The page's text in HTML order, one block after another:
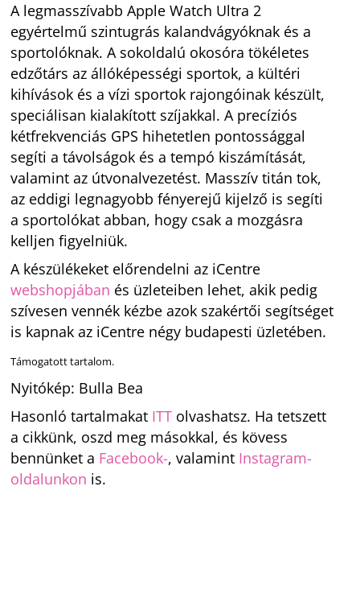
A legmasszívabb Apple Watch Ultra 2
egyértelmű szintugrás kalandvágyóknak és a
sportolóknak. A sokoldalú okosóra tökéletes
edzőtárs az állóképességi sportok, a kültéri
kihívások és a vízi sportok rajongóinak készült,
speciálisan kialakított szíjakkal. A precíziós
kétfrekvenciás GPS hihetetlen pontossággal
segíti a távolságok és a tempó kiszámítását,
valamint az útvonalvezetést. Masszív titán tok,
az eddigi legnagyobb fényerejű kijelző is segíti
a sportolókat abban, hogy csak a mozgásra
kelljen figyelniük.
A készülékeket előrendelni az iCentre
webshopjában és üzleteiben lehet, akik pedig
szívesen vennék kézbe azok szakértői segítséget
is kapnak az iCentre négy budapesti üzletében.
Támogatott tartalom.
Nyitókép: Bulla Bea
Hasonló tartalmakat ITT olvashatsz. Ha tetszett
a cikkünk, oszd meg másokkal, és kövess
bennünket a Facebook-, valamint Instagram-
oldalunkon is.